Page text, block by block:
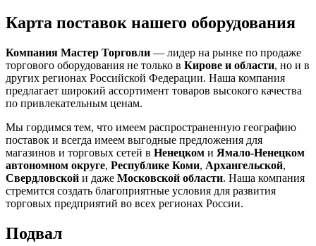
Карта поставок нашего оборудования
Компания Мастер Торговли — лидер на рынке по продаже
торгового оборудования не только в Кирове и области, но и в
других регионах Российской Федерации. Наша компания
предлагает широкий ассортимент товаров высокого качества
по привлекательным ценам.
Мы гордимся тем, что имеем распространенную географию
поставок и всегда имеем выгодные предложения для
магазинов и торговых сетей в Ненецком и Ямало-Ненецком
автономном округе, Республике Коми, Архангельской,
Свердловской и даже Московской области. Наша компания
стремится создать благоприятные условия для развития
торговых предприятий во всех регионах России.
Подвал